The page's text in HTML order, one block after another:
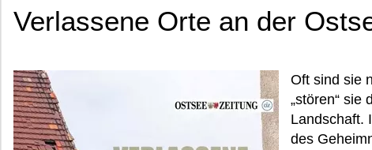
Verlassene Orte an der
Oft sind sie
„stören“ sie
Landschaft.
des